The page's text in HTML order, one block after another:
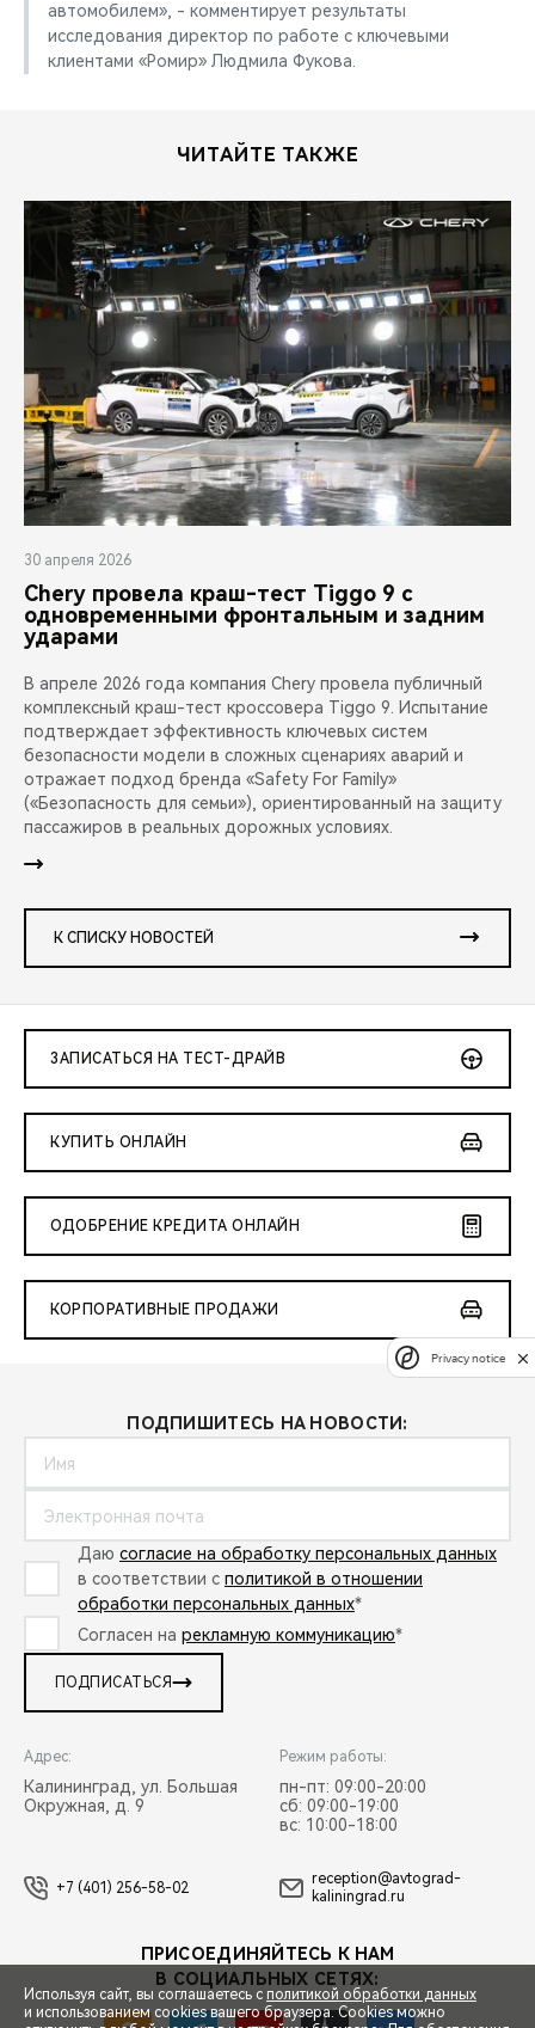
автомобилем», - комментирует результаты
исследования директор по работе с ключевыми
клиентами «Ромир» Людмила Фукова.
ЧИТАЙТЕ ТАКЖЕ
30 апреля 2026
Chery провела краш-тест Tiggo 9 с
одновременными фронтальным и задним
ударами
В апреле 2026 года компания Chery провела публичный
комплексный краш-тест кроссовера Tiggo 9. Испытание
подтверждает эффективность ключевых систем
безопасности модели в сложных сценариях аварий и
отражает подход бренда «Safety For Family»
(«Безопасность для семьи»), ориентированный на защиту
пассажиров в реальных дорожных условиях.
К СПИСКУ НОВОСТЕЙ
ЗАПИСАТЬСЯ НА ТЕСТ-ДРАЙВ
КУПИТЬ ОНЛАЙН
ОДОБРЕНИЕ КРЕДИТА ОНЛАЙН
КОРПОРАТИВНЫЕ ПРОДАЖИ
ПОДПИШИТЕСЬ НА НОВОСТИ:
Даю согласие на обработку персональных данных
в соответствии с политикой в отношении
обработки персональных данных*
Согласен на рекламную коммуникацию*
ПОДПИСАТЬСЯ
Адрес:
Калининград, ул. Большая
Окружная, д. 9
Режим работы:
пн-пт: 09:00-20:00
сб: 09:00-19:00
вс: 10:00-18:00
+7 (401) 256-58-02
reception@avtograd-
kaliningrad.ru
ПРИСОЕДИНЯЙТЕСЬ К НАМ
В СОЦИАЛЬНЫХ СЕТЯХ:
Используя сайт, вы соглашаетесь с политикой обработки данных
и использованием cookies вашего браузера. Cookies можно
Privacy notice